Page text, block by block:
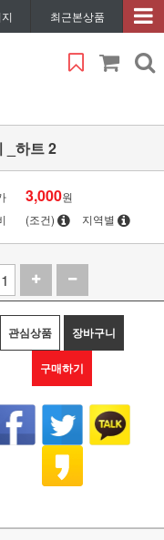
최근본상품
_하트 2
3,000원
(조건) 지역별
관심상품 장바구니
구매하기